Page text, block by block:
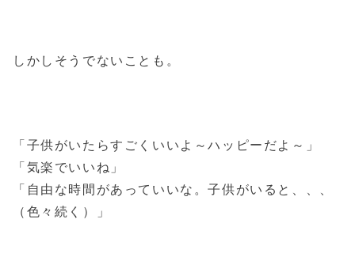
しかしそうでないことも。
「子供がいたらすごくいいよ～ハッピーだよ～」
「気楽でいいね」
「自由な時間があっていいな。子供がいると、、、
（色々続く）」